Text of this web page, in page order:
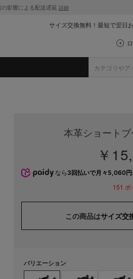
の影響による配送遅延 詳細
サイズ交換無料！最短で翌日
本革ショートブ
￥
なら 3回払いで月々5,060円
151 ポ
この商品はサイズ交
バリエーション